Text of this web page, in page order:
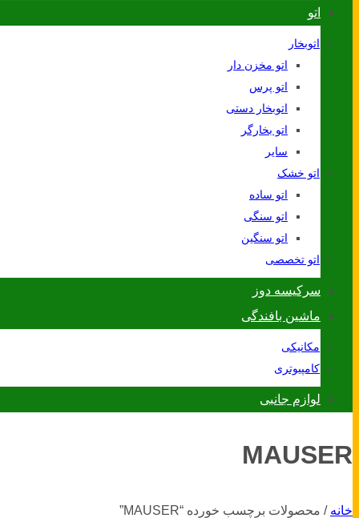
اتو
اتوبخار
اتو مخزن دار
اتو پرس
اتوبخار دستی
اتو بخارگر
سایر
اتو خشک
اتو ساده
اتو سنگی
اتو سنگین
اتو تخصصی
سرکیسه دوز
ماشین بافندگی
مکانیکی
کامپیوتری
لوازم جانبی
MAUSER
خانه / محصولات برچسب خورده “MAUSER”